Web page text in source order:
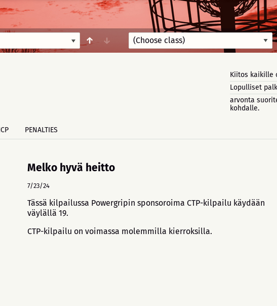
↑ ↓
Kiitos kaikille
Lopulliset
arvonta
kohdalle.
PENALTIES
Melko hyvä heitto
7/23/24
Tässä kilpailussa Powergripin sponsoroima CTP-kilpailu käydään
väylällä 19.
CTP-kilpailu on voimassa molemmilla kierroksilla.